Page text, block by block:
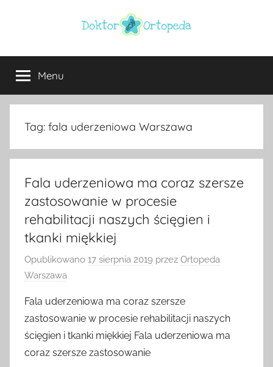
Doktor
ortopeda
Warszawa
usg
Warszawa,
ginekolog,
urolog,
Menu
Tag: fala uderzeniowa Warszawa
Fala uderzeniowa ma coraz szersze
zastosowanie w procesie
rehabilitacji naszych ścięgien i
tkanki miękkiej
Opublikowano 17 sierpnia 2019 przez Ortopeda
Warszawa
Fala uderzeniowa ma coraz szersze
zastosowanie w procesie rehabilitacji naszych
ścięgien i tkanki miękkiej Fala uderzeniowa ma
coraz szersze zastosowanie